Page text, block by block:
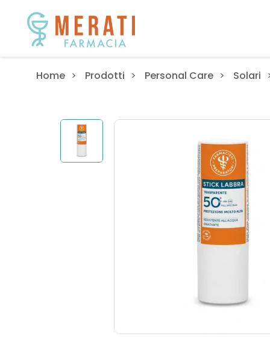
Home Prodotti Personal Care Solari